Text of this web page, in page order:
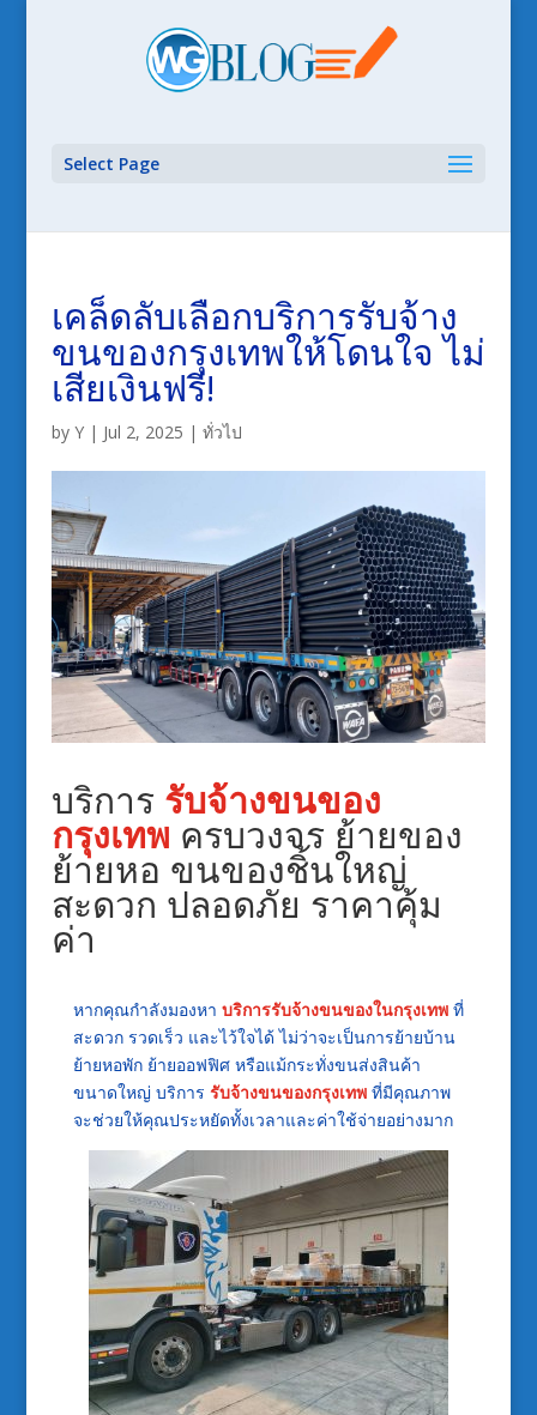
Select Page
เคล็ดลับเลือกบริการรับจ้าง
ขนของกรุงเทพให้โดนใจ ไม่
เสียเงินฟรี!
by Y| Jul 2, 2025 | ทั่วไป
บริการ รับจ้างขนของ
กรุงเทพ ครบวงจร ย้ายของ
ย้ายหอ ขนของชิ้นใหญ่
สะดวก ปลอดภัย ราคาคุ้ม
ค่า
หากคุณกำลังมองหา บริการรับจ้างขนของในกรุงเทพที่
สะดวก รวดเร็ว และไว้ใจได้ ไม่ว่าจะเป็นการย้ายบ้าน
ย้ายหอพัก ย้ายออฟฟิศ หรือแม้กระทั่งขนส่งสินค้า
ขนาดใหญ่ บริการ รับจ้างขนของกรุงเทพที่มีคุณภาพ
จะช่วยให้คุณประหยัดทั้งเวลาและค่าใช้จ่ายอย่างมาก